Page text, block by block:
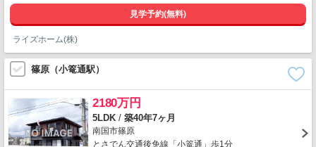
見学予約(無料)
ライズホーム(株)
篠原（小篭通駅）
2180万円
5LDK / 築40年7ヶ月
南国市篠原
とさでん交通後免線「小篭通」歩1分